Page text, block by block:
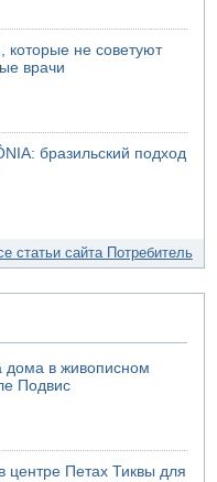
которые не советуют
врачи
бразильский подход
статьи сайта Потребитель
дома в живописном
Подвис
центре Петах Тиквы для